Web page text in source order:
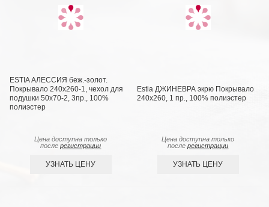
ESTIA АЛЕССИЯ беж.-золот.
Покрывало 240х260-1, чехол для
подушки 50х70-2, 3пр., 100%
полиэстер
Цена доступна только
послерегистрации
УЗНАТЬ ЦЕНУ
Estia ДЖИНЕВРА экрю Покрывало
240х260, 1 пр., 100% полиэстер
Цена доступна только
послерегистрации
УЗНАТЬ ЦЕНУ